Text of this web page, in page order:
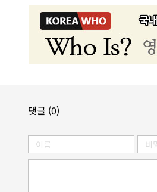
댓글 (0)